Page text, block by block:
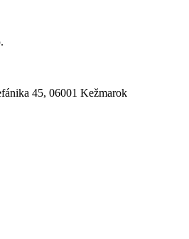
45, 06001 Kežmarok